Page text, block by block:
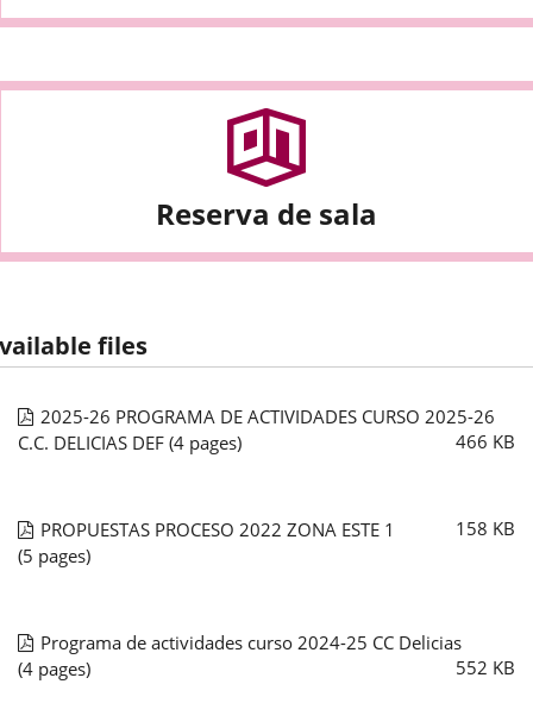
Reserva de sala
files
2025-26 PROGRAMA DE ACTIVIDADES CURSO 2025-26
C.C. DELICIAS DEF
466 KB
(4 pages)
PROPUESTAS PROCESO 2022 ZONA ESTE 1 158 KB
(5 pages)
Programa de actividades curso 2024-25 CC Delicias
552 KB
(4 pages)